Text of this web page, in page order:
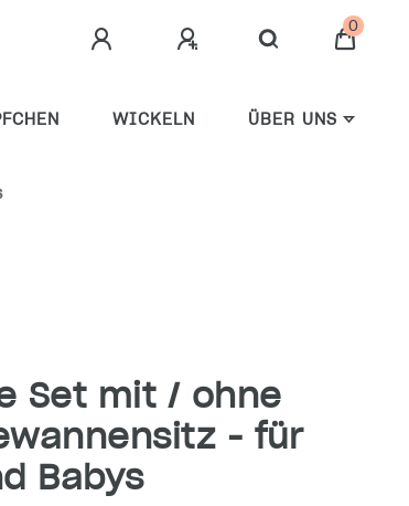
0
WICKELN ÜBER UNS
Set mit / ohne
- für
Babys